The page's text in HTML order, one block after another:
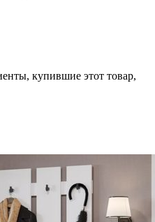
купившие этот товар,